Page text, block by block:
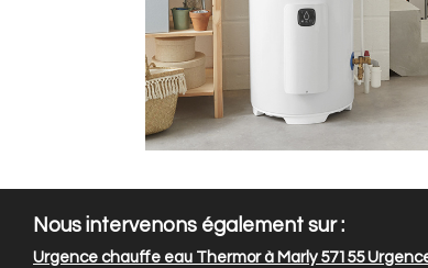
Nous intervenons également sur :
Urgence chauffe eau Thermor à Marly 57155